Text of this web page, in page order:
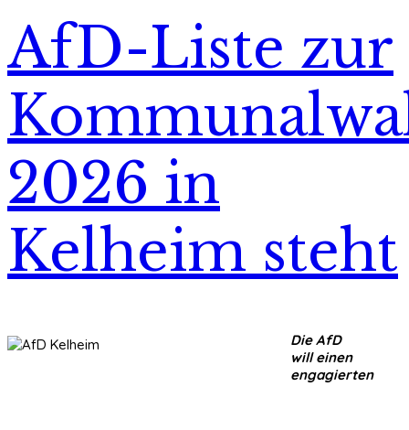
AfD-Liste zur
2026 in
Kelheim steht
Die AfD
will einen
engagierten